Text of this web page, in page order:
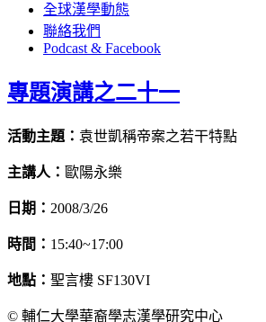
全球漢學動態
聯絡我們
Podcast & Facebook
專題演講之二十一
活動主題： 袁世凱稱帝案之若干特點
主講人： 歐陽永樂
日期： 2008/3/26
時間： 15:40~17:00
地點： 聖言樓 SF130VI
© 輔仁大學華裔學志漢學研究中心